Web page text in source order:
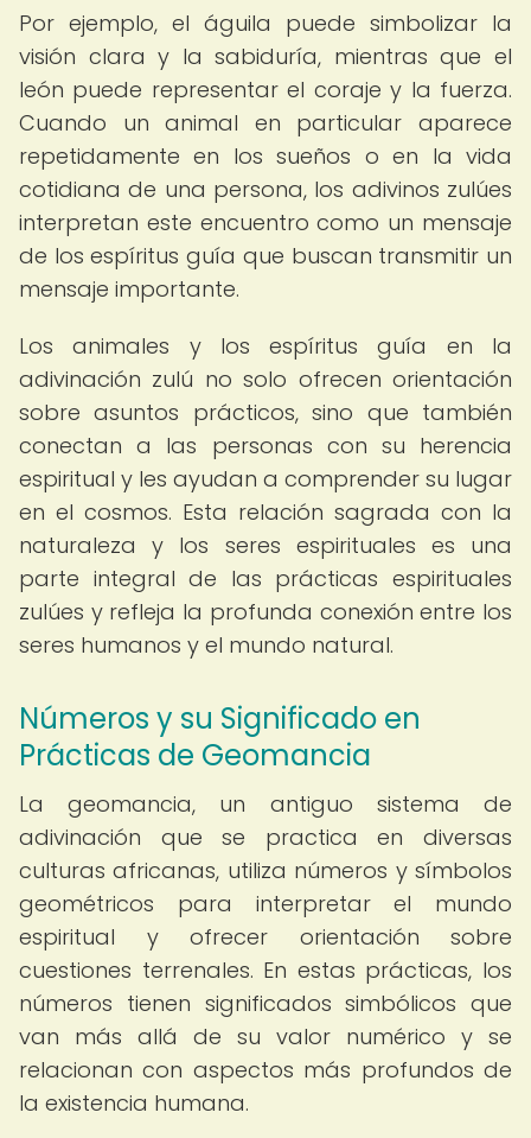
Por ejemplo, el águila puede simbolizar la
visión clara y la sabiduría, mientras que el
león puede representar el coraje y la fuerza.
Cuando un animal en particular aparece
repetidamente en los sueños o en la vida
cotidiana de una persona, los adivinos zulúes
interpretan este encuentro como un mensaje
de los espíritus guía que buscan transmitir un
mensaje importante.
Los animales y los espíritus guía en la
adivinación zulú no solo ofrecen orientación
sobre asuntos prácticos, sino que también
conectan a las personas con su herencia
espiritual y les ayudan a comprender su lugar
en el cosmos. Esta relación sagrada con la
naturaleza y los seres espirituales es una
parte integral de las prácticas espirituales
zulúes y refleja la profunda conexión entre los
seres humanos y el mundo natural.
Números y su Significado en
Prácticas de Geomancia
La geomancia, un antiguo sistema de
adivinación que se practica en diversas
culturas africanas, utiliza números y símbolos
geométricos para interpretar el mundo
espiritual y ofrecer orientación sobre
cuestiones terrenales. En estas prácticas, los
números tienen significados simbólicos que
van más allá de su valor numérico y se
relacionan con aspectos más profundos de
la existencia humana.